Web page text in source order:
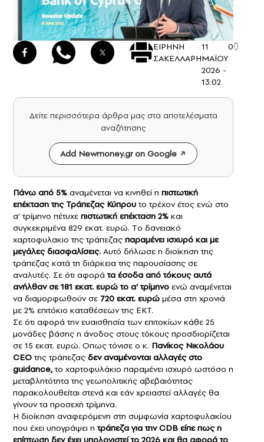
ΕΙΡΗΝΗ
ΣΑΚΕΛΛΑΡΗ
11
ΜΑΪΟΥ
2026 -
13:02
0
Δείτε περισσότερα άρθρα μας στα αποτελέσματα
αναζήτησης
Add Newmoney.gr on Google
Πάνω από 5% αναμένεται να κινηθεί η πιστωτική
επέκταση της Τράπεζας Κύπρου το τρέχον έτος ενώ στο
α’ τρίμηνο πέτυχε πιστωτική επέκταση 2% και
συγκεκριμένα 829 εκατ. ευρώ. Tο δανειακό
χαρτοφυλακιο της τράπεζας παραμένει ισχυρό και με
μεγάλες διασφαλίσεις. Αυτό δήλωσε η διοίκηση της
τράπεζας κατά τη διάρκεια της παρουσίασης σε
αναλυτές. Σε ότι αφορά τα έσοδα από τόκους αυτά
ανήλθαν σε 181 εκατ. ευρώ το α’ τρίμηνο ενώ αναμένεται
να διαμορφωθούν σε 720 εκατ. ευρώ μέσα στη χρονιά
με 2% επιτόκιο καταθέσεων της ΕΚΤ.
Σε ότι αφορά την ευαισθησία των επιτοκίων κάθε 25
μονάδες βάσης η άνοδος στους τόκους προσδιορίζεται
σε 15 εκατ. ευρώ. Οπως τόνισε ο κ. Πανίκος Νικολάου
CEOτης τράπεζας δεν αναμένονται αλλαγές στο
guidance,το χαρτοφυλάκιο παραμένει ισχυρό ωστόσο η
μεταβλητότητα της γεωπολιτικής αβεβαιότητας
παρακολουθείται στενά και εάν χρειαστεί αλλαγές θα
γίνουν τα προσεχή τρίμηνα.
Η διοίκηση αναφερόμενη στη συμφωνία χαρτοφυλακίου
που έχει υπογράψει η τράπεζα για την CDB είπε πως η
επίπτωση δεν έχει υπολογιστεί το 2026 και θα αφορά το